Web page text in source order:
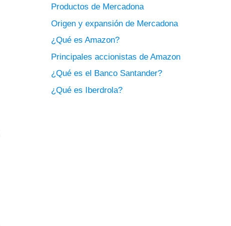
Productos de Mercadona
Origen y expansión de Mercadona
¿Qué es Amazon?
Principales accionistas de Amazon
¿Qué es el Banco Santander?
¿Qué es Iberdrola?